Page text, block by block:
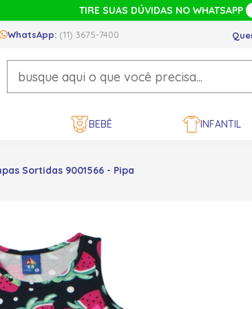
TIRE SUAS DÚVIDAS NO WHATSAPP
WhatsApp: (11) 3675-7400
BEBÊ INFANTIL
Sortidas 9001566 - Pipa